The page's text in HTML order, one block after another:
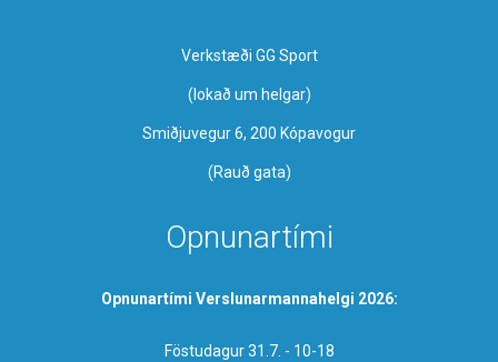
Verkstæði GG Sport
​(lokað um helgar)
Smiðjuvegur 6, 200 Kópavogur
(Rauð gata)
Opnunartími
Opnunartími Verslunarmannahelgi 2026:
Föstudagur 31.7. - 10-18